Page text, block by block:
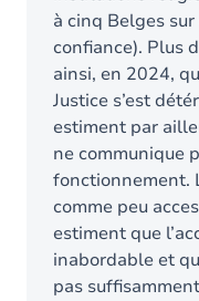
à cinq Belges
confiance). Plus
ainsi, en 2024,
Justice s’est
estiment par
ne communique
fonctionnement.
comme peu
estiment que
inabordable et
pas